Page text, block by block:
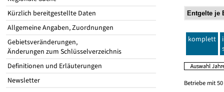
Kürzlich bereitgestellte Daten
Allgemeine Angaben, Zuordnungen
Gebietsveränderungen,
Änderungen zum Schlüsselverzeichnis
Definitionen und Erläuterungen
Newsletter
komplett
Betriebe mit